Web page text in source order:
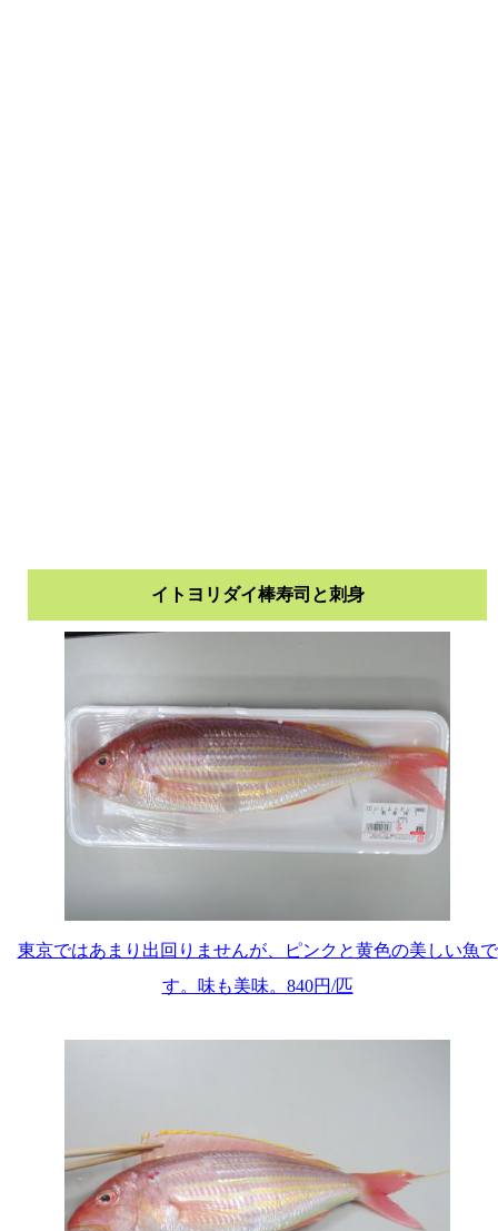
イトヨリダイ棒寿司と刺身
東京ではあまり出回りませんが、ピンクと黄色の美しい魚で
す。味も美味。840円/匹